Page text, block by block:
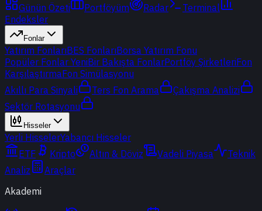
Günün Özeti Portföyüm Radar
Terminal
Endeksler
Fonlar
Yatırım FonlarıBES FonlarıBorsa Yatırım Fonu
Popüler Fonlar YeniBir Bakışta FonlarPortföy ŞirketleriFon
KarşılaştırmaFon Simülasyonu
Akıllı Para Sinyali
Ters Fon Arama
Çakışma Analizi
Sektör Rotasyonu
Hisseler
Yerli HisselerYabancı Hisseler
ETF
Kripto Altın & Döviz Vadeli Piyasa
Teknik
Analiz
Araçlar
Akademi